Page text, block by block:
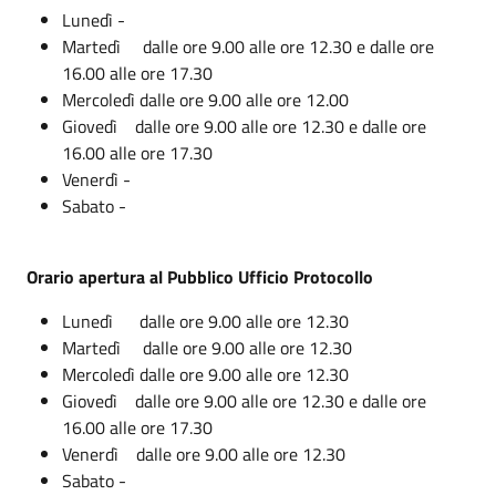
Lunedì -
Martedì dalle ore 9.00 alle ore 12.30 e dalle ore
16.00 alle ore 17.30
Mercoledì dalle ore 9.00 alle ore 12.00
Giovedì dalle ore 9.00 alle ore 12.30 e dalle ore
16.00 alle ore 17.30
Venerdì -
Sabato -
Orario apertura al Pubblico Ufficio Protocollo
Lunedì dalle ore 9.00 alle ore 12.30
Martedì dalle ore 9.00 alle ore 12.30
Mercoledì dalle ore 9.00 alle ore 12.30
Giovedì dalle ore 9.00 alle ore 12.30 e dalle ore
16.00 alle ore 17.30
Venerdì dalle ore 9.00 alle ore 12.30
Sabato -